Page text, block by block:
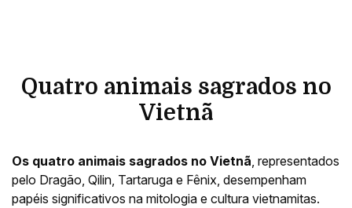
Quatro animais sagrados no
Vietnã
Os quatro animais sagrados no Vietnã, representados
pelo Dragão, Qilin, Tartaruga e Fênix, desempenham
papéis significativos na mitologia e cultura vietnamitas.